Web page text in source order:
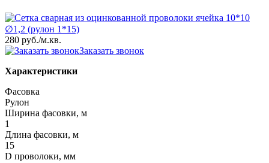
280 руб./м.кв.
Заказать звонок
Характеристики
Фасовка
Рулон
Ширина фасовки, м
1
Длина фасовки, м
15
D проволоки, мм